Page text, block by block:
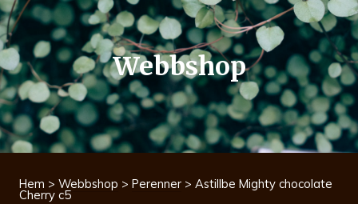
Webbshop
Hem > Webbshop > Perenner > Astillbe Mighty chocolate
Cherry c5